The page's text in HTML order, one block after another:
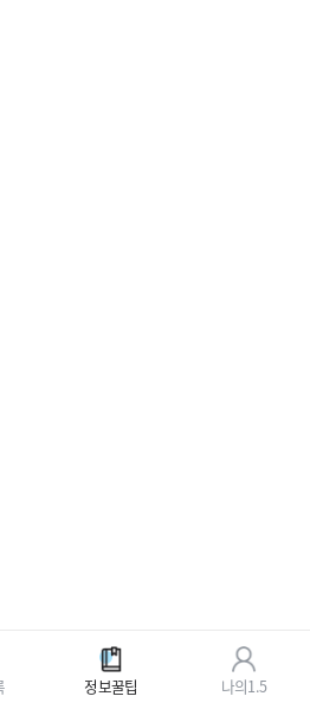
정보꿀팁 나의1.5